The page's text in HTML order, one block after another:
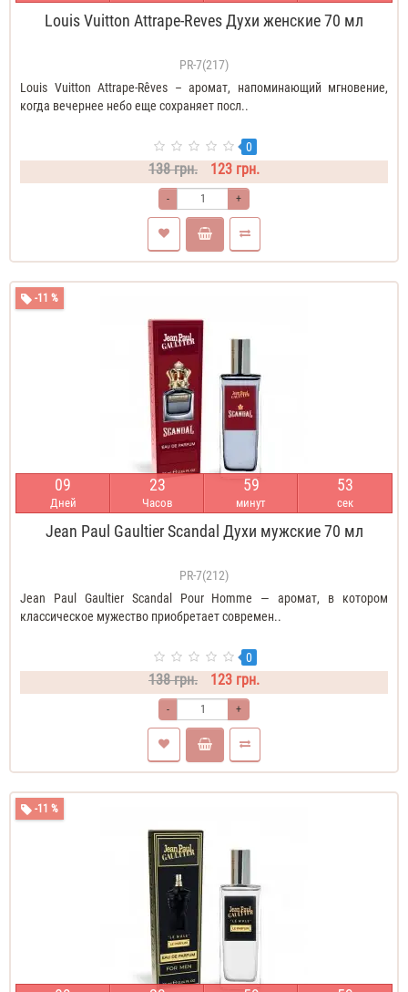
Louis Vuitton Attrape-Reves Духи женские 70 мл
PR-7(217)
Louis Vuitton Attrape-Rêves – аромат, напоминающий мгновение,
когда вечернее небо еще сохраняет посл..
0
138 грн. 123 грн.
- +
-11 %
09
Дней
23
Часов
59
минут
53
сек
Jean Paul Gaultier Scandal Духи мужские 70 мл
PR-7(212)
Jean Paul Gaultier Scandal Pour Homme — аромат, в котором
классическое мужество приобретает современ..
0
138 грн. 123 грн.
- +
-11 %